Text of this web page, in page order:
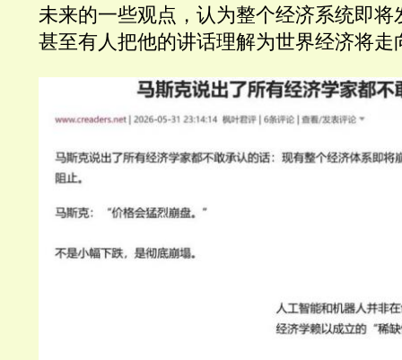
未来的一些观点，认为整个经济系统即将
甚至有人把他的讲话理解为世界经济将走